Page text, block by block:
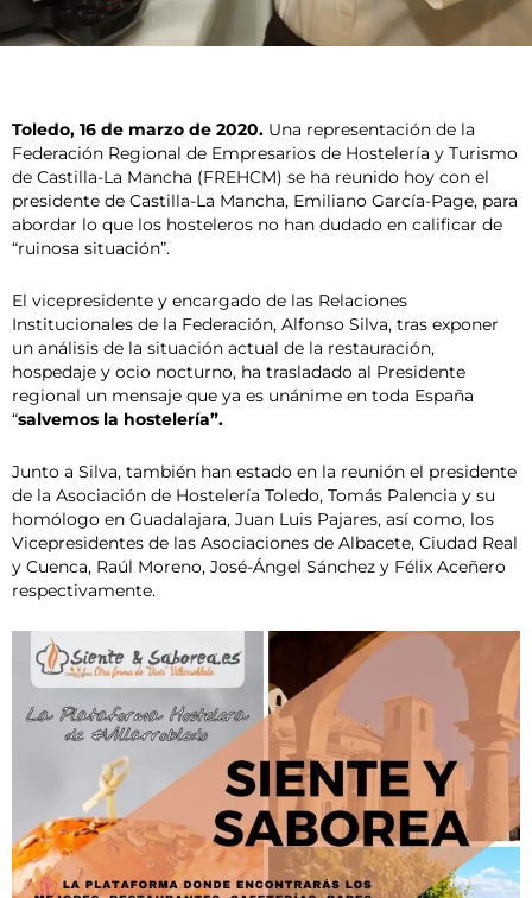
Toledo, 16 de marzo de 2020. Una representación de la
Federación Regional de Empresarios de Hostelería y Turismo
de Castilla-La Mancha (FREHCM) se ha reunido hoy con el
presidente de Castilla-La Mancha, Emiliano García-Page, para
abordar lo que los hosteleros no han dudado en calificar de
“ruinosa situación”.
El vicepresidente y encargado de las Relaciones
Institucionales de la Federación, Alfonso Silva, tras exponer
un análisis de la situación actual de la restauración,
hospedaje y ocio nocturno, ha trasladado al Presidente
regional un mensaje que ya es unánime en toda España
“salvemos la hostelería”.
Junto a Silva, también han estado en la reunión el presidente
de la Asociación de Hostelería Toledo, Tomás Palencia y su
homólogo en Guadalajara, Juan Luis Pajares, así como, los
Vicepresidentes de las Asociaciones de Albacete, Ciudad Real
y Cuenca, Raúl Moreno, José-Ángel Sánchez y Félix Aceñero
respectivamente.